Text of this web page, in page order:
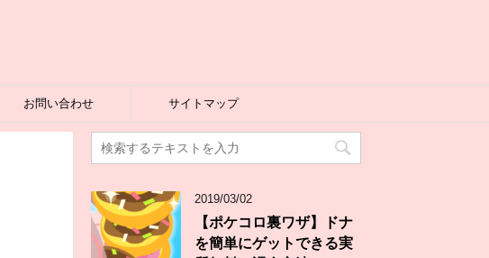
お問い合わせ サイトマップ
2019/03/02
【ポケコロ裏ワザ】ドナ
を簡単にゲットできる実